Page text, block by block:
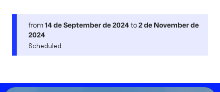
from14 de September de 2024to2 de November de
2024
Scheduled